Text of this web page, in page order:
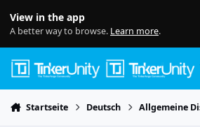
View in the app
A better way to browse. Learn more.
Startseite Deutsch Allgemeine